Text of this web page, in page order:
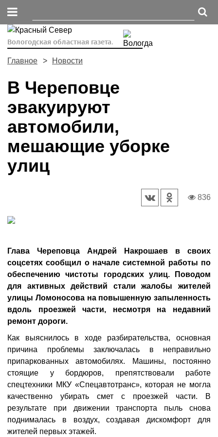
Вологодская областная газета.
Главное Новости
В Череповце
эвакуируют
автомобили,
мешающие уборке
улиц
836
Глава Череповца Андрей Накрошаев в своих
соцсетях сообщил о начале системной работы по
обеспечению чистоты городских улиц. Поводом
для активных действий стали жалобы жителей
улицы Ломоносова на повышенную запыленность
вдоль проезжей части, несмотря на недавний
ремонт дороги.
Как выяснилось в ходе разбирательства, основная
причина проблемы заключалась в неправильно
припаркованных автомобилях. Машины, постоянно
стоящие у бордюров, препятствовали работе
спецтехники МКУ «Спецавтотранс», которая не могла
качественно убирать смет с проезжей части. В
результате при движении транспорта пыль снова
поднималась в воздух, создавая дискомфорт для
жителей первых этажей.